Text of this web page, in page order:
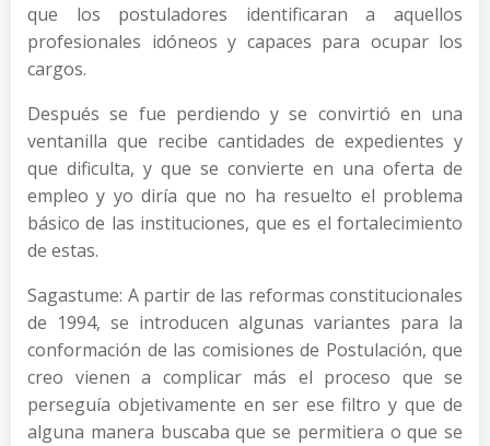
que los postuladores identificaran a aquellos
profesionales idóneos y capaces para ocupar los
cargos.
Después se fue perdiendo y se convirtió en una
ventanilla que recibe cantidades de expedientes y
que dificulta, y que se convierte en una oferta de
empleo y yo diría que no ha resuelto el problema
básico de las instituciones, que es el fortalecimiento
de estas.
Sagastume: A partir de las reformas constitucionales
de 1994, se introducen algunas variantes para la
conformación de las comisiones de Postulación, que
creo vienen a complicar más el proceso que se
perseguía objetivamente en ser ese filtro y que de
alguna manera buscaba que se permitiera o que se